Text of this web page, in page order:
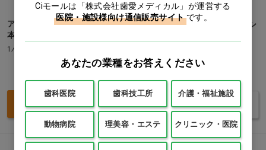
アイシールド クリアレンズ[川
本産業]
1パック(30枚)
買い物カゴ
エルヴェール エコスマート シ
バリエーションを見る
動画
Ciモールは「株式会社歯愛メディカル」が運営する
医院・施設様向け通信販売サイト です。
あなたの業種をお答えください
歯科医院 歯科技工所 介護・福祉施設
動物病院 理美容・エステ クリニック・医院